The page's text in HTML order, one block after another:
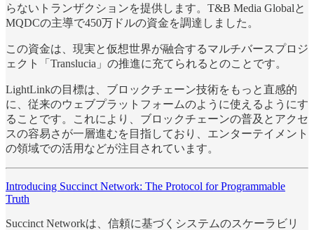
らないトランザクションを提供します。T&B Media Globalと
MQDCの主導で450万ドルの資金を調達しました。
この資金は、現実と仮想世界が融合するマルチバースプロジ
ェクト「Translucia」の推進に充てられるとのことです。
LightLinkの目標は、ブロックチェーン技術をもっと直感的
に、従来のウェブプラットフォームのように使えるようにす
ることです。これにより、ブロックチェーンの普及とアクセ
スの容易さが一層進むを目指しており、エンターテイメント
の領域での活用などが注目されています。
Introducing Succinct Network: The Protocol for Programmable
Truth
Succinct Networkは、信頼に基づくシステムのスケーラビリ